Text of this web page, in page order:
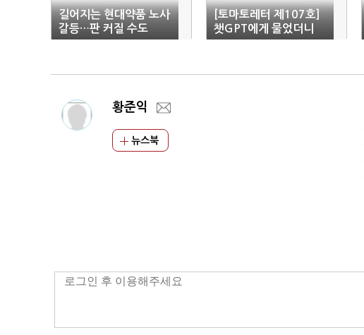
길어지는 현대약품 노사
갈등…판 커질 수도
[토마토레터 제107호]
챗GPT에게 물었더니
“구글을 대체하거나 능
황준익
뉴스북